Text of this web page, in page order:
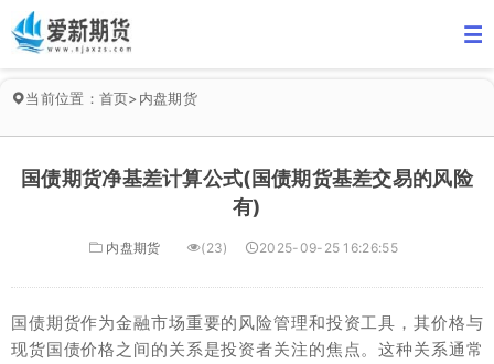
当前位置： 首页>内盘期货
国债期货净基差计算公式(国债期货基差交易的风险
有)
内盘期货 (23) 2025-09-25 16:26:55
国债期货作为金融市场重要的风险管理和投资工具，其价格与
现货国债价格之间的关系是投资者关注的焦点。这种关系通常